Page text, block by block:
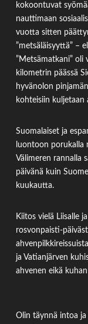
kokoontuvat
nauttimaan
vuotta sitten
”metsäläisyyttä” –
”Metsämatkani” oli
kilometrin päässä
hyvänolon
kohteisiin kuljetaan
Suomalaiset ja
luontoon porukalla
Välimeren rannalla
päivänä kuin
kuukautta.
Kiitos vielä Liisalle
rosvonpaisti-
ja Vatianjärven
ahvenen eikä
Olin täynnä intoa ja